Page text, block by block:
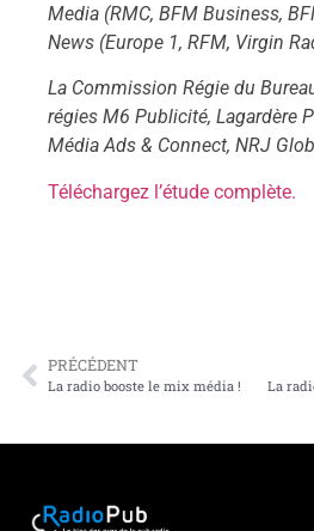
Media (RMC, BFM Business,
News (Europe 1, RFM, Virgin
La Commission Régie du
régies M6 Publicité, Lagardère
Média Ads & Connect, NRJ
Téléchargez l’étude complète.
PRÉCÉDENT
La radio booste le mix média !